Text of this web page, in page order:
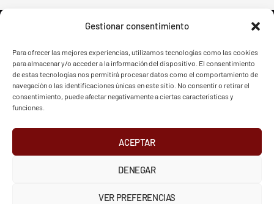
Gestionar consentimiento
Para ofrecer las mejores experiencias, utilizamos tecnologías como las cookies
para almacenar y/o acceder a la información del dispositivo. El consentimiento
de estas tecnologías nos permitirá procesar datos como el comportamiento de
navegación o las identificaciones únicas en este sitio. No consentir o retirar el
consentimiento, puede afectar negativamente a ciertas características y
funciones.
ACEPTAR
DENEGAR
VER PREFERENCIAS
FVG - BGF FVG - BGF
Política de Privacidad Aviso Legal